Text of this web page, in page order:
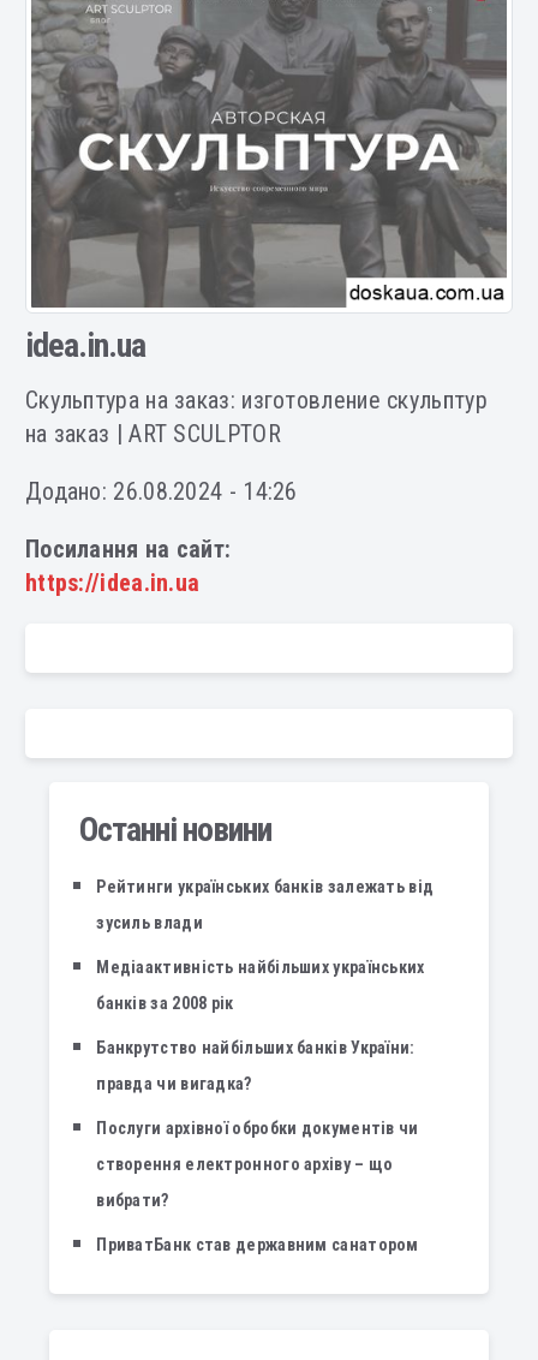
Останні новини
Рейтинги українських банків залежать від
зусиль влади
Медіаактивність найбільших українських
банків за 2008 рік
Банкрутство найбільших банків України:
правда чи вигадка?
Послуги архівної обробки документів чи
створення електронного архіву – що
вибрати?
ПриватБанк став державним санатором
idea.in.ua
Cкульптура на заказ: изготовление скульптур
на заказ | ART SCULPTOR
Додано: 26.08.2024 - 14:26
Посилання на сайт:
https://idea.in.ua